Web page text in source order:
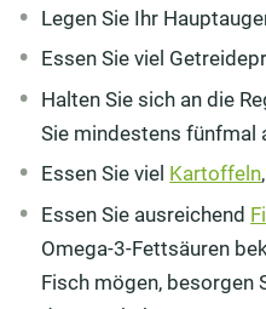
Legen Sie Ihr
Essen Sie viel
Halten Sie sich an die
Sie mindestens fünfmal
Essen Sie viel Kartoffeln
Essen Sie ausreichend
Omega-3-Fettsäuren
Fisch mögen, besorgen